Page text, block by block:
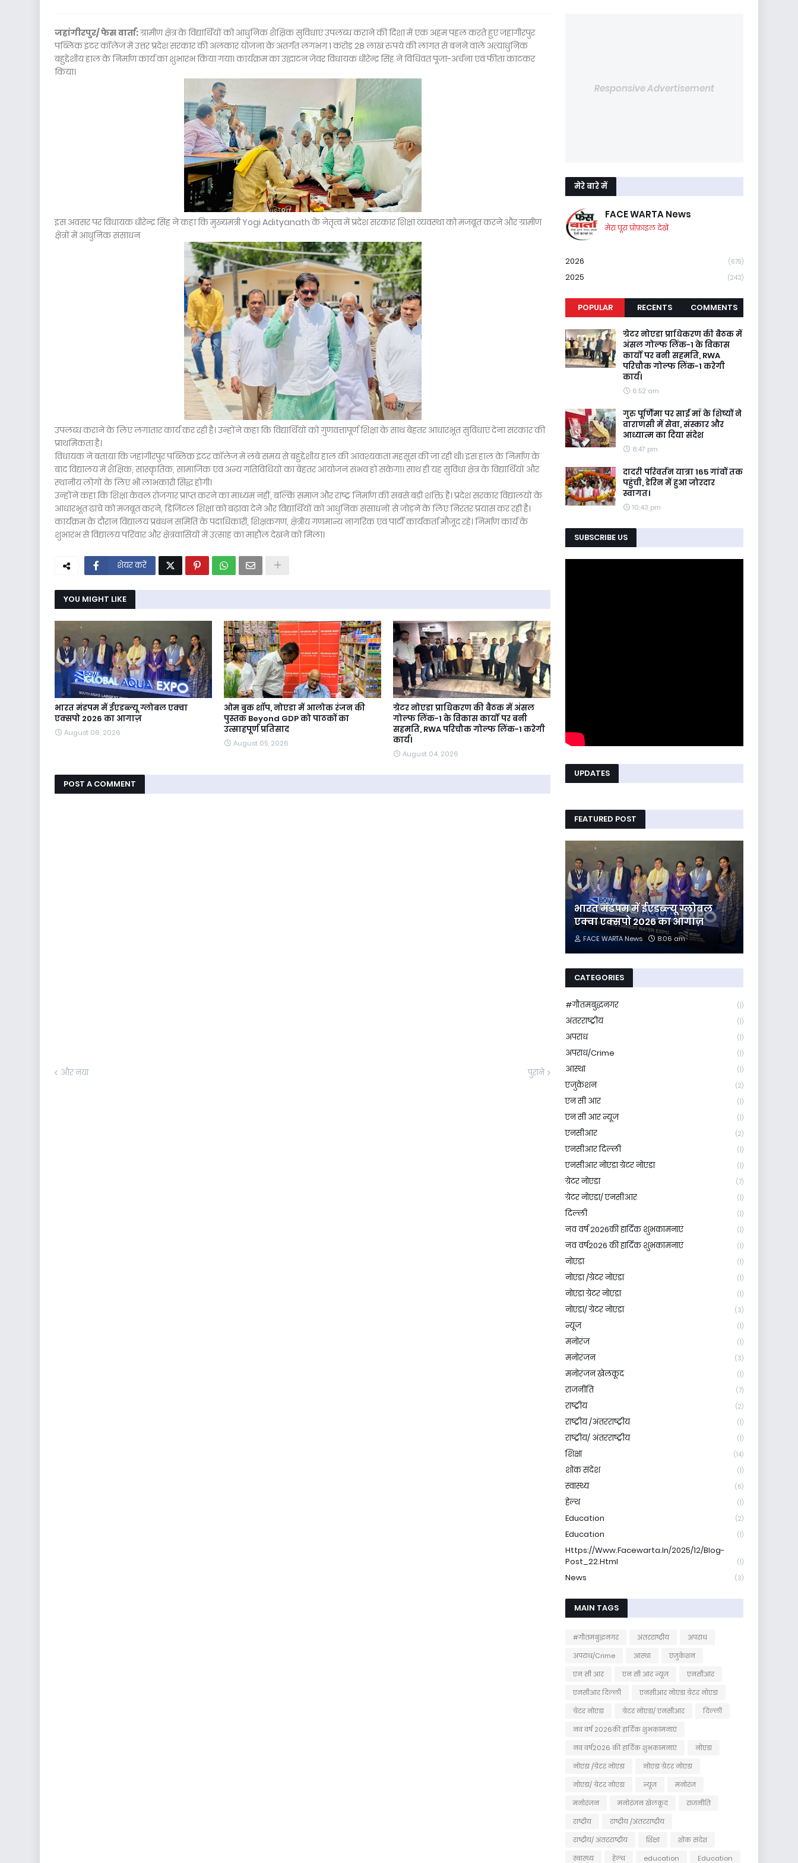
जहांगीरपुर/ फेस वार्ता:ग्रामीण क्षेत्र के विद्यार्थियों को आधुनिक शैक्षिक सुविधाएं उपलब्ध कराने की दिशा में एक अहम पहल करते हुए जहांगीरपुर
पब्लिक इंटर कॉलेज में उत्तर प्रदेश सरकार की अलंकार योजना के अंतर्गत लगभग 1 करोड़ 28 लाख रुपये की लागत से बनने वाले अत्याधुनिक
बहुद्देशीय हाल के निर्माण कार्य का शुभारंभ किया गया। कार्यक्रम का उद्घाटन जेवर विधायक धीरेन्द्र सिंह ने विधिवत पूजा-अर्चना एवं फीता काटकर
किया।
इस अवसर पर विधायक धीरेन्द्र सिंह ने कहा कि मुख्यमंत्री Yogi Adityanath के नेतृत्व में प्रदेश सरकार शिक्षा व्यवस्था को मजबूत करने और ग्रामीण
क्षेत्रों में आधुनिक संसाधन
उपलब्ध कराने के लिए लगातार कार्य कर रही है। उन्होंने कहा कि विद्यार्थियों को गुणवत्तापूर्ण शिक्षा के साथ बेहतर आधारभूत सुविधाएं देना सरकार की
प्राथमिकता है।
विधायक ने बताया कि जहांगीरपुर पब्लिक इंटर कॉलेज में लंबे समय से बहुद्देशीय हाल की आवश्यकता महसूस की जा रही थी। इस हाल के निर्माण के
बाद विद्यालय में शैक्षिक, सांस्कृतिक, सामाजिक एवं अन्य गतिविधियों का बेहतर आयोजन संभव हो सकेगा। साथ ही यह सुविधा क्षेत्र के विद्यार्थियों और
स्थानीय लोगों के लिए भी लाभकारी सिद्ध होगी।
उन्होंने कहा कि शिक्षा केवल रोजगार प्राप्त करने का माध्यम नहीं, बल्कि समाज और राष्ट्र निर्माण की सबसे बड़ी शक्ति है। प्रदेश सरकार विद्यालयों के
आधारभूत ढांचे को मजबूत करने, डिजिटल शिक्षा को बढ़ावा देने और विद्यार्थियों को आधुनिक संसाधनों से जोड़ने के लिए निरंतर प्रयास कर रही है।
कार्यक्रम के दौरान विद्यालय प्रबंधन समिति के पदाधिकारी, शिक्षकगण, क्षेत्रीय गणमान्य नागरिक एवं पार्टी कार्यकर्ता मौजूद रहे। निर्माण कार्य के
शुभारंभ से विद्यालय परिवार और क्षेत्रवासियों में उत्साह का माहौल देखने को मिला।
शेयर करें
YOU MIGHT LIKE
भारत मंडपम में ईएडब्ल्यू ग्लोबल एक्वा
एक्सपो 2026 का आगाज़
August 06, 2026
ओम बुक शॉप, नोएडा में आलोक रंजन की
पुस्तक Beyond GDP को पाठकों का
उत्साहपूर्ण प्रतिसाद
August 05, 2026
ग्रेटर नोएडा प्राधिकरण की बैठक में अंसल
गोल्फ लिंक-1 के विकास कार्यों पर बनी
सहमति, RWA परिचौक गोल्फ लिंक-1 करेगी
कार्य।
August 04, 2026
POST A COMMENT
और नया पुराने
Responsive Advertisement
मेरे बारे में
FACE WARTA News
मेरा पूरा प्रोफ़ाइल देखें
2026 (679)
2025 (243)
POPULAR RECENTS COMMENTS
ग्रेटर नोएडा प्राधिकरण की बैठक में
अंसल गोल्फ लिंक-1 के विकास
कार्यों पर बनी सहमति, RWA
परिचौक गोल्फ लिंक-1 करेगी
कार्य।
6:52 am
गुरु पूर्णिमा पर साईं माँ के शिष्यों ने
वाराणसी में सेवा, संस्कार और
आध्यात्म का दिया संदेश
8:47 pm
दादरी परिवर्तन यात्रा 165 गांवों तक
पहुंची, डेरिन में हुआ जोरदार
स्वागत।
10:43 pm
SUBSCRIBE US
UPDATES
FEATURED POST
भारत मंडपम में ईएडब्ल्यू ग्लोबल
एक्वा एक्सपो 2026 का आगाज़
FACE WARTA News 8:06 am
CATEGORIES
#गौतमबुद्धनगर (1)
अंतरराष्ट्रीय (1)
अपराध (1)
अपराध/Crime (1)
आस्था (1)
एजुकेशन (2)
एन सी आर (1)
एन सी आर न्यूज (1)
एनसीआर (2)
एनसीआर दिल्ली (1)
एनसीआर नोएडा ग्रेटर नोएडा (1)
ग्रेटर नोएडा (7)
ग्रेटर नोएडा/ एनसीआर (1)
दिल्ली (1)
नव वर्ष 2026की हार्दिक शुभकामनाएं (1)
नव वर्ष2026 की हार्दिक शुभकामनाएं (1)
नोएडा (1)
नोएडा /ग्रेटर नोएडा (1)
नोएडा ग्रेटर नोएडा (1)
नोएडा/ ग्रेटर नोएडा (3)
न्यूज (1)
मनोरंज (1)
मनोरंजन (3)
मनोरंजन खेलकूद (1)
राजनीति (7)
राष्ट्रीय (2)
राष्ट्रीय /अंतरराष्ट्रीय (1)
राष्ट्रीय/ अंतरराष्ट्रीय (1)
शिक्षा (14)
शोक संदेश (1)
स्वास्थ्य (6)
हेल्थ (1)
Education (2)
Education (1)
Https://www.facewarta.in/2025/12/blog-
Post_22.html
(1)
News (3)
MAIN TAGS
#गौतमबुद्धनगर अंतरराष्ट्रीय
अपराध
अपराध/Crime
आस्था
एजुकेशन
एन सी आर
एन सी आर न्यूज
एनसीआर
एनसीआर दिल्ली
एनसीआर नोएडा ग्रेटर नोएडा
ग्रेटर नोएडा
ग्रेटर नोएडा/ एनसीआर
दिल्ली
नव वर्ष 2026की हार्दिक शुभकामनाएं
नव वर्ष2026 की हार्दिक शुभकामनाएं
नोएडा
नोएडा /ग्रेटर नोएडा
नोएडा ग्रेटर नोएडा
नोएडा/ ग्रेटर नोएडा
न्यूज
मनोरंज
मनोरंजन
मनोरंजन खेलकूद
राजनीति
राष्ट्रीय
राष्ट्रीय /अंतरराष्ट्रीय
राष्ट्रीय/ अंतरराष्ट्रीय
शिक्षा
शोक संदेश
स्वास्थ्य
हेल्थ education Education